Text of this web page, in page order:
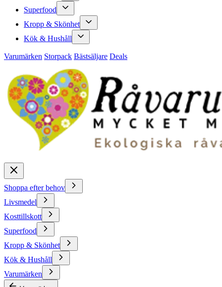
Superfood
Kropp & Skönhet
Kök & Hushåll
Varumärken Storpack Bästsäljare Deals
Shoppa efter behov
Livsmedel
Kosttillskott
Superfood
Kropp & Skönhet
Kök & Hushåll
Varumärken